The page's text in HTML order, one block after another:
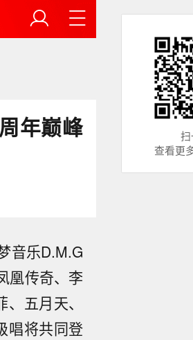
年巅峰
音乐D.M.G
凰传奇、李
五月天、
唱将共同登
查看更